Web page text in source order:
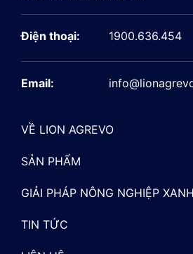
Điện thoại: 1900.636.454
Email:
VỀ LION AGREVO
SẢN PHẨM
GIẢI PHÁP NÔNG NGHIỆP XANH
TIN TỨC